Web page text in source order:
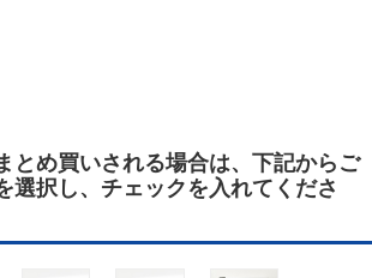
とめ買いされる場合は、下記からご
選択し、チェックを入れてくださ